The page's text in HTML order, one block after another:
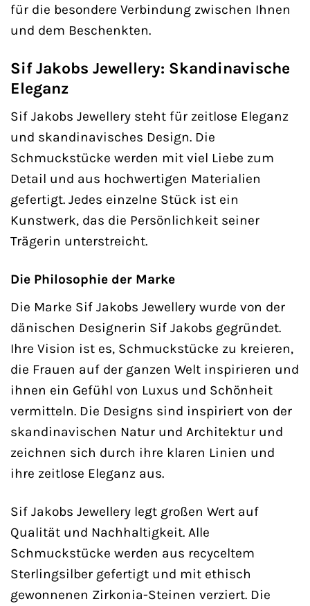
für die besondere Verbindung zwischen Ihnen
und dem Beschenkten.
Sif Jakobs Jewellery: Skandinavische
Eleganz
Sif Jakobs Jewellery steht für zeitlose Eleganz
und skandinavisches Design. Die
Schmuckstücke werden mit viel Liebe zum
Detail und aus hochwertigen Materialien
gefertigt. Jedes einzelne Stück ist ein
Kunstwerk, das die Persönlichkeit seiner
Trägerin unterstreicht.
Die Philosophie der Marke
Die Marke Sif Jakobs Jewellery wurde von der
dänischen Designerin Sif Jakobs gegründet.
Ihre Vision ist es, Schmuckstücke zu kreieren,
die Frauen auf der ganzen Welt inspirieren und
ihnen ein Gefühl von Luxus und Schönheit
vermitteln. Die Designs sind inspiriert von der
skandinavischen Natur und Architektur und
zeichnen sich durch ihre klaren Linien und
ihre zeitlose Eleganz aus.
Sif Jakobs Jewellery legt großen Wert auf
Qualität und Nachhaltigkeit. Alle
Schmuckstücke werden aus recyceltem
Sterlingsilber gefertigt und mit ethisch
gewonnenen Zirkonia-Steinen verziert. Die